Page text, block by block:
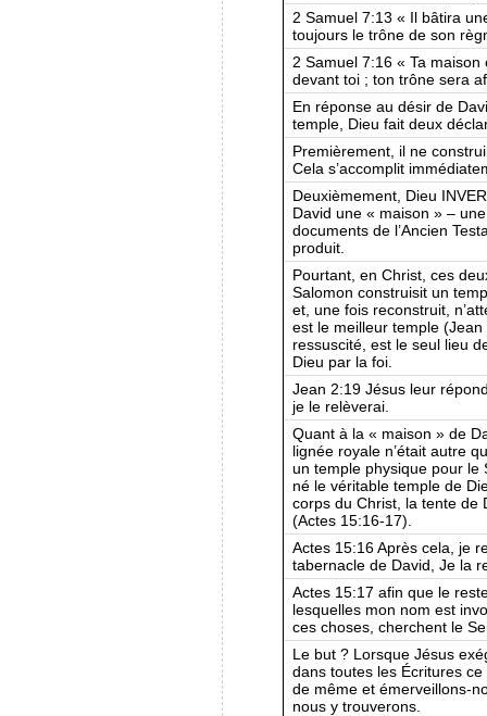
2 Samuel 7:13 « Il bâtira
toujours le trône de son
2 Samuel 7:16 « Ta
devant toi ; ton trône sera
En réponse au désir de
temple, Dieu fait deux
Premièrement, il ne
Cela s’accomplit
Deuxièmement, Dieu
David une « maison » –
documents de l’Ancien
produit.
Pourtant, en Christ, ces
Salomon construisit un
et, une fois reconstruit,
est le meilleur temple
ressuscité, est le seul lieu
Dieu par la foi.
Jean 2:19 Jésus leur
je le relèverai.
Quant à la « maison » de
lignée royale n’était autre
un temple physique pour le
né le véritable temple de
corps du Christ, la tente de
(Actes 15:16-17).
Actes 15:16 Après cela, je
tabernacle de David, Je la
Actes 15:17 afin que le
lesquelles mon nom est
ces choses, cherchent le
Le but ? Lorsque Jésus
dans toutes les Écritures
de même et émerveillons-
nous y trouverons.